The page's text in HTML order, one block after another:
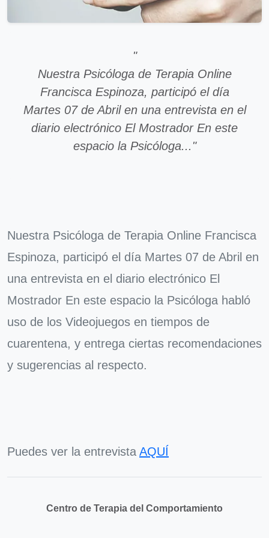
"
Nuestra Psicóloga de Terapia Online
Francisca Espinoza, participó el día
Martes 07 de Abril en una entrevista en el
diario electrónico El Mostrador En este
espacio la Psicóloga..."
Nuestra Psicóloga de Terapia Online Francisca
Espinoza, participó el día Martes 07 de Abril en
una entrevista en el diario electrónico El
Mostrador En este espacio la Psicóloga habló
uso de los Videojuegos en tiempos de
cuarentena, y entrega ciertas recomendaciones
y sugerencias al respecto.
Puedes ver la entrevista AQUÍ
Centro de Terapia del Comportamiento